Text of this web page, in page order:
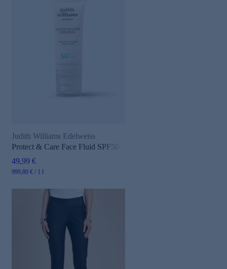
Judith Williams Edelweiss
Protect & Care Face Fluid SPF50
49,99 €
999,80 € / 1 l